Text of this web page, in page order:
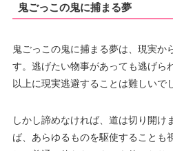
鬼ごっこの鬼に捕まる夢
鬼ごっこの鬼に捕まる夢は、現実か
す。逃げたい物事があっても逃げら
以上に現実逃避することは難しいで
しかし諦めなければ、道は切り開け
ば、あらゆるものを駆使することも